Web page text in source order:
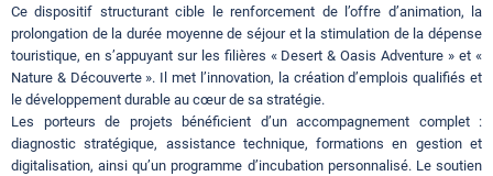
Ce dispositif structurant cible le renforcement de l’offre d’animation, la
prolongation de la durée moyenne de séjour et la stimulation de la dépense
touristique, en s’appuyant sur les filières « Desert & Oasis Adventure » et «
Nature & Découverte ». Il met l’innovation, la création d’emplois qualifiés et
le développement durable au cœur de sa stratégie.
Les porteurs de projets bénéficient d’un accompagnement complet :
diagnostic stratégique, assistance technique, formations en gestion et
digitalisation, ainsi qu’un programme d’incubation personnalisé. Le soutien